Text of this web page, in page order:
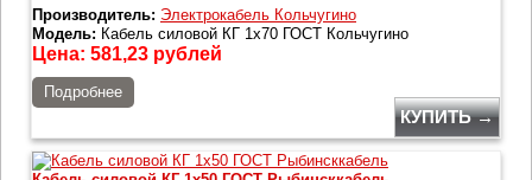
Производитель: Электрокабель Кольчугино
Модель: Кабель силовой КГ 1х70 ГОСТ Кольчугино
Цена: 581,23 рублей
Подробнее
КУПИТЬ →